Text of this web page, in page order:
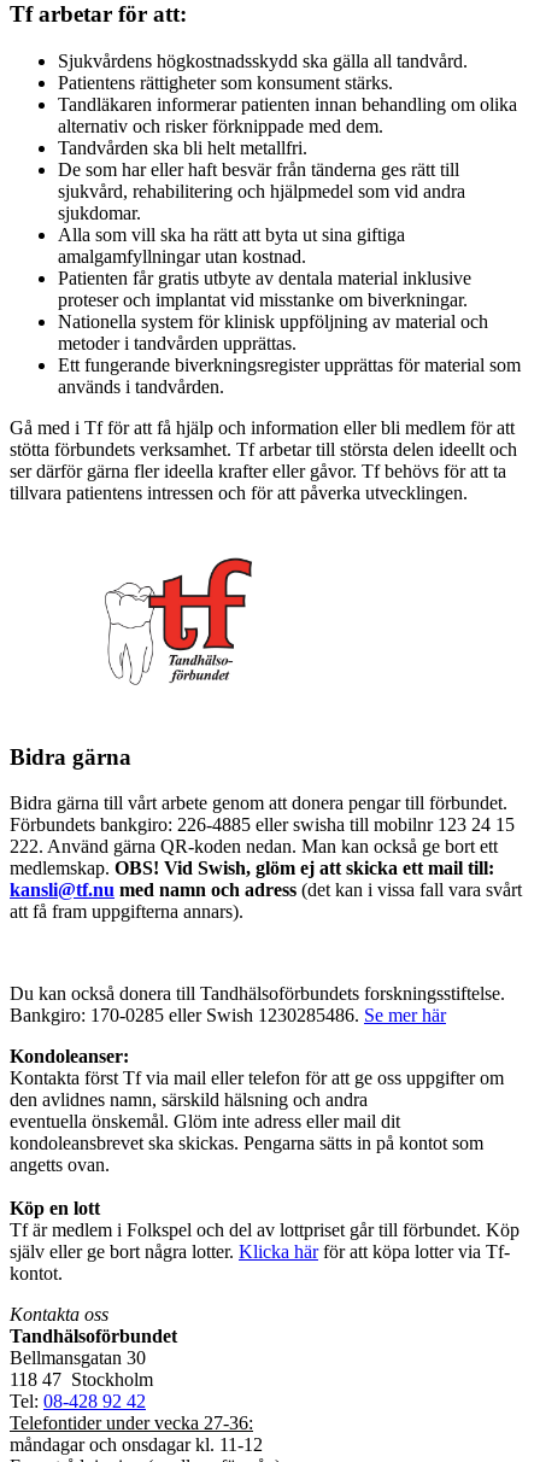
Tf arbetar för att:
Sjukvårdens högkostnadsskydd ska gälla all tandvård.
Patientens rättigheter som konsument stärks.
Tandläkaren informerar patienten innan behandling om olika
alternativ och risker förknippade med dem.
Tandvården ska bli helt metallfri.
De som har eller haft besvär från tänderna ges rätt till
sjukvård, rehabilitering och hjälpmedel som vid andra
sjukdomar.
Alla som vill ska ha rätt att byta ut sina giftiga
amalgamfyllningar utan kostnad.
Patienten får gratis utbyte av dentala material inklusive
proteser och implantat vid misstanke om biverkningar.
Nationella system för klinisk uppföljning av material och
metoder i tandvården upprättas.
Ett fungerande biverkningsregister upprättas för material som
används i tandvården.
Gå med i Tf för att få hjälp och information eller bli medlem för att
stötta förbundets verksamhet. Tf arbetar till största delen ideellt och
ser därför gärna fler ideella krafter eller gåvor. Tf behövs för att ta
tillvara patientens intressen och för att påverka utvecklingen.
Bidra gärna
Bidra gärna till vårt arbete genom att donera pengar till förbundet.
Förbundets bankgiro: 226-4885 eller swisha till mobilnr 123 24 15
222. Använd gärna QR-koden nedan. Man kan också ge bort ett
medlemskap. OBS! Vid Swish, glöm ej att skicka ett mail till:
kansli@tf.nu med namn och adress (det kan i vissa fall vara svårt
att få fram uppgifterna annars).
Du kan också donera till Tandhälsoförbundets forskningsstiftelse.
Bankgiro: 170-0285 eller Swish 1230285486. Se mer här
Kondoleanser:
Kontakta först Tf via mail eller telefon för att ge oss uppgifter om
den avlidnes namn, särskild hälsning och andra
eventuella önskemål. Glöm inte adress eller mail dit
kondoleansbrevet ska skickas. Pengarna sätts in på kontot som
angetts ovan.
Köp en lott
Tf är medlem i Folkspel och del av lottpriset går till förbundet. Köp
själv eller ge bort några lotter. Klicka härför att köpa lotter via Tf-
kontot.
Kontakta oss
Tandhälsoförbundet
Bellmansgatan 30
118 47 Stockholm
Tel: 08-428 92 42
Telefontider under vecka 27-36:
måndagar och onsdagar kl. 11-12